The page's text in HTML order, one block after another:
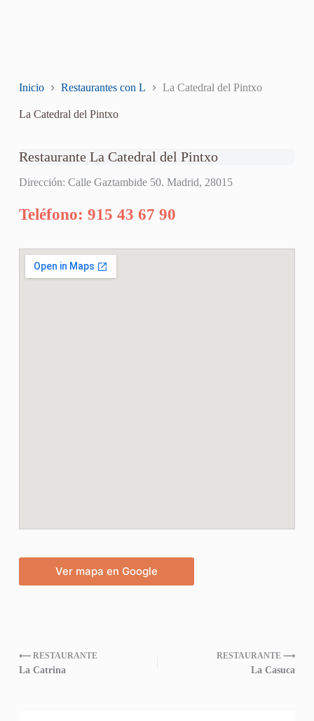
Inicio Restaurantes con L La Catedral del Pintxo
La Catedral del Pintxo
Restaurante La Catedral del Pintxo
Dirección: Calle Gaztambide 50. Madrid, 28015
Teléfono: 915 43 67 90
Ver mapa en Google
⟵ RESTAURANTE
La Catrina
RESTAURANTE ⟶
La Casuca